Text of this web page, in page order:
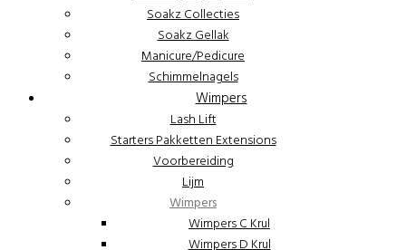
Soakz Collecties
Soakz Gellak
Manicure/Pedicure
Schimmelnagels
Wimpers
Lash Lift
Starters Pakketten Extensions
Voorbereiding
Lijm
Wimpers
Wimpers C Krul
Wimpers D Krul